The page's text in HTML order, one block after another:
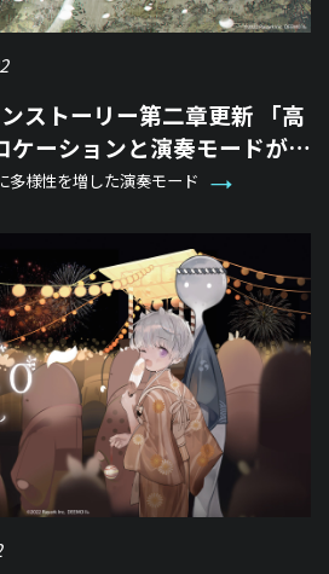
ストーリー第二章更新 「高
ケーションと演奏モードが登
様性を増した演奏モード